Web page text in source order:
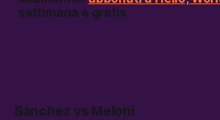
settimana è gratis
Sánchez vs Meloni